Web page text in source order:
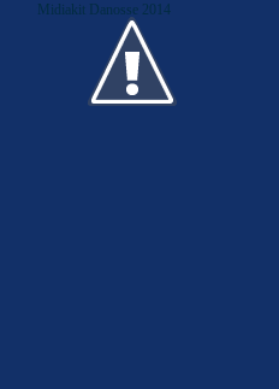
Midiakit Danosse 2014